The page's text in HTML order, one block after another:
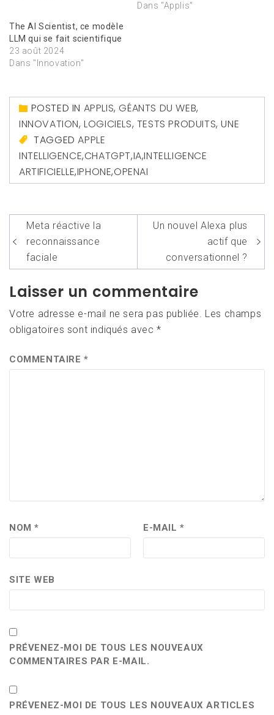
Dans "Applis"
The AI Scientist, ce modèle
LLM qui se fait scientifique
23 août 2024
Dans "Innovation"
POSTED IN APPLIS,GÉANTS DU WEB,
INNOVATION,LOGICIELS, TESTS PRODUITS,UNE
TAGGEDAPPLE
INTELLIGENCE,CHATGPT,IA,INTELLIGENCE
ARTIFICIELLE,IPHONE,OPENAI
Navigation
de
l’article
Meta réactive la
reconnaissance
faciale
Un nouvel Alexa plus
actif que
conversationnel ?
Laisser un commentaire
Votre adresse e-mail ne sera pas publiée. Les champs
obligatoires sont indiqués avec*
COMMENTAIRE*
NOM* E-MAIL*
SITE WEB
PRÉVENEZ-MOI DE TOUS LES NOUVEAUX
COMMENTAIRES PAR E-MAIL.
PRÉVENEZ-MOI DE TOUS LES NOUVEAUX ARTICLES